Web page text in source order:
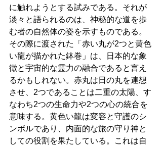
に触れようとする試みである。それが
淡々と語られるのは、神秘的な道を歩
む者の自然体の姿を示すものである。
その際に渡された「赤い丸が2つと黄色
い龍が描かれた鉢巻」は、日本的な象
徴と宇宙的な霊力の融合であると言え
るかもしれない。赤丸は日の丸を連想
させ、2つであることは二重の太陽、す
なわち2つの生命力や2つの心の統合を
意味する。黄色い龍は変容と守護のシ
ンボルであり、内面的な旅の守り神と
しての役割を果たしている。これは自